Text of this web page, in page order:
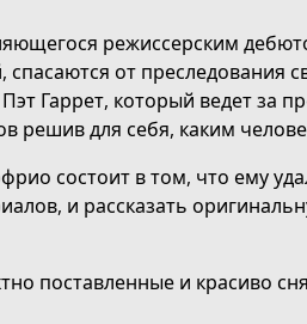
режиссерским
спасаются от преследования
Гаррет, который ведет за
решив для себя, каким
состоит в том, что ему
и рассказать
поставленные и красиво